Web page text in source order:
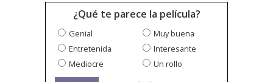
¿Qué te parece la película?
Genial
Muy buena
Entretenida
Interesante
Mediocre
Un rollo